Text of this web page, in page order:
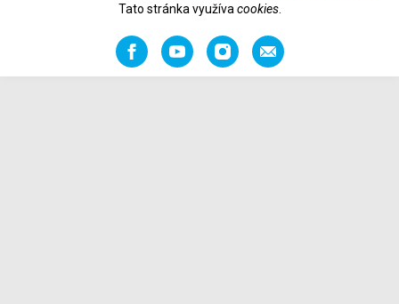
Tato stránka využíva cookies.
FacebookYouTubeInstagramOdporučiť